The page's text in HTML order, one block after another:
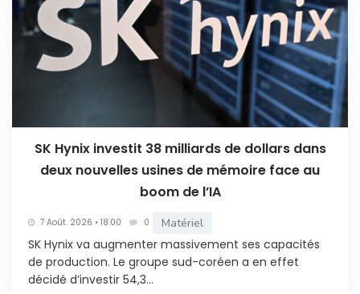
SK Hynix investit 38 milliards de dollars dans
deux nouvelles usines de mémoire face au
boom de l’IA
7 Août. 2026 • 18:00 0 Matériel
SK Hynix va augmenter massivement ses capacités
de production. Le groupe sud-coréen a en effet
décidé d’investir 54,3...